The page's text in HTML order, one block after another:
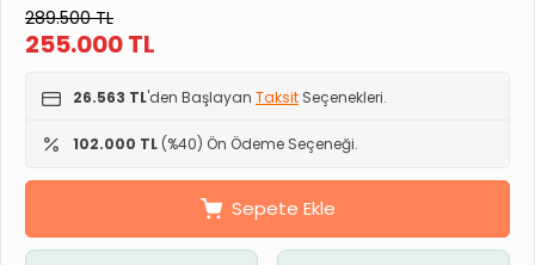
289.500TL
255.000TL
26.563 TL'den Başlayan Taksit Seçenekleri.
102.000 TL (%40) Ön Ödeme Seçeneği.
Sepete Ekle